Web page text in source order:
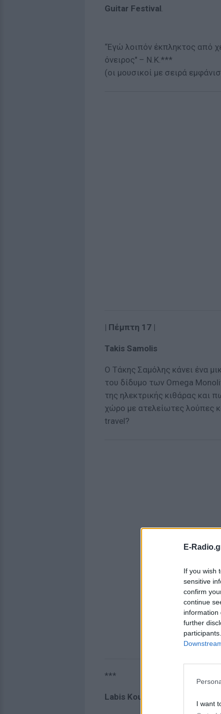
E-
If you wish
sensitive
confirm
continue
information
further
I want
Guitar Festival.
“Εγώ λοιπόν έκπληκτος από
όνειρος" – Ν.Κ.***
(οι μουσικοί με σειρά
| Πέμπτη 17 |
Takis Samolis
Ο Τάκης Σαμόλης κάνει ένα
του δίδυμο των Omega
της ηλεκτρικής κιθάρας και
χώρο με ατελείωτες λούπες
travel?
***
Labis Kountouriotis